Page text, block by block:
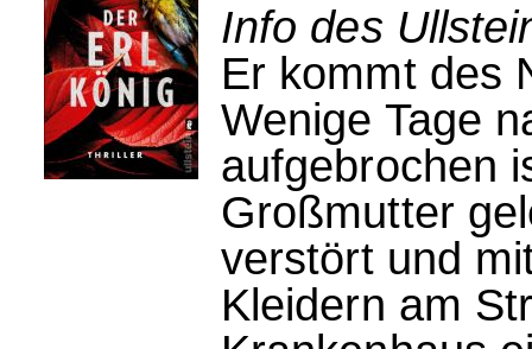
Info des
Er kommt des
Wenige Tage
aufgebrochen
Großmutter
verstört und
Kleidern am